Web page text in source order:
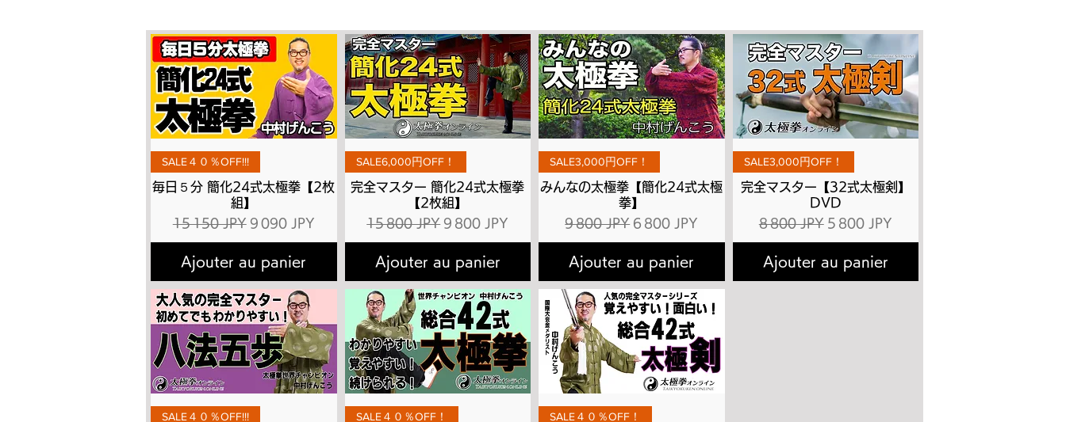
Aperçu rapide
SALE４０％OFF!!!
毎日５分 簡化24式太極拳【2枚
組】
Prix original
15 150 JPY Prix promotionnel
9 090 JPY
Ajouter au panier
Aperçu rapide
SALE6,000円OFF！
完全マスター 簡化24式太極拳
【2枚組】
Prix original
15 800 JPY Prix promotionnel
9 800 JPY
Ajouter au panier
Aperçu rapide
SALE3,000円OFF！
みんなの太極拳【簡化24式太極
拳】
Prix original
9 800 JPY Prix promotionnel
6 800 JPY
Ajouter au panier
Aperçu rapide
SALE3,000円OFF！
完全マスター【32式太極剣】
DVD
Prix original
8 800 JPY Prix promotionnel
5 800 JPY
Ajouter au panier
Aperçu rapide
SALE４０％OFF!!! Aperçu rapide
SALE４０％OFF！ Aperçu rapide
SALE４０％OFF！